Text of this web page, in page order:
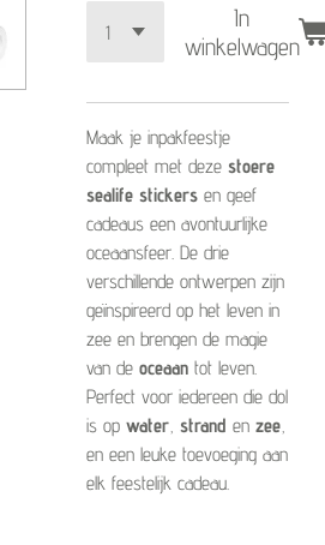
In
winkelwagen
Maak je inpakfeestje
compleet met deze stoere
sealife stickers en geef
cadeaus een avontuurlijke
oceaansfeer. De drie
verschillende ontwerpen zijn
geïnspireerd op het leven in
zee en brengen de magie
van de oceaan tot leven.
Perfect voor iedereen die dol
is op water, strand en zee,
en een leuke toevoeging aan
elk feestelijk cadeau.